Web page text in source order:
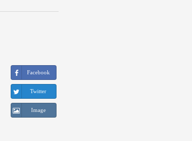
Facebook
Twitter
Image